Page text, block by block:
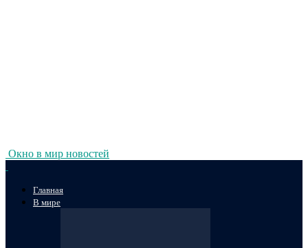
Окно в мир новостей
Главная
В мире